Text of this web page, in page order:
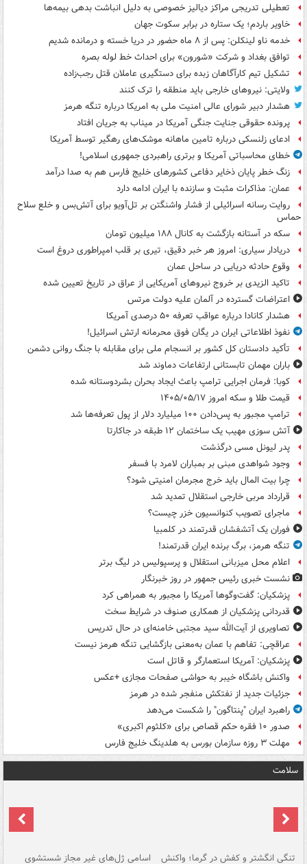
تعطیلی تدریجی مراکز دیالیز خصوصی به دلیل انباشت بدهی بیمه‌ها
خاویر باردم؛ یک ستاره در برابر سکوت جهان
خدمه ناو لینکلن: پس از ۸ ماه حضور در دریا خسته و درمانده‌ شدیم
توافق بغداد و شرکت «شورون» برای احداث خط لوله بصره
تشکیل تیم کارآگاهان زبده برای دستگیری عاملان قتل رجب‌زاده
ولایتی: نیروهای خارجی باید منطقه را ترک کنند
هشدار دبیر شورای عالی امنیت ملی به امریکا درباره تنگه هرمز
پرونده حقوقی جنایت جنگی آمریکا در میناب به جریان افتاد
ادعای زلنسکی درباره تامین ماهانه موشک‌های رهگیر توسط آمریکا
خطای محاسباتی آمریکا و برتری راهبردی جمهوری اسلامی!
زنگ خطر پایان ذخایر دفاعی کشورهای خلیج فارس هم به صدا درآمد
عمان: مذاکرات مثبت و سازنده با ایران ادامه دارد
روایت رسانه اسرائیلی از فشار واشنگتن بر تل‌آویو برای آتش‌بس و خلع سلاح
حماس
سکه در آستانه بازگشت به کانال ۱۸۸ میلیون تومان
دریادار سیاری: امروز هر خبر دقیق، تیری بر قلب امپراطوری دروغ است
وقوع حادثه دریایی در ساحل عمان
تاکید الزیدی بر خروج نیروهای آمریکایی از عراق در تاریخ تعیین شده
اعتراضات گسترده در آلمان علیه دولت مرتس
هشدار کانادا درباره عواقب تعرفه ۵۰ درصدی آمریکا
نفوذ اطلاعاتی ایران در یگان فوق محرمانه ارتش اسرائیل!
تأکید دادستان کل کشور بر انسجام ملی برای مقابله با جنگ روانی دشمن
باران مهمان تابستانی ارتفاعات دماوند شد
کوبا: فرمان اجرایی ترامپ باعث ایجاد بحران بشردوستانه شده
قیمت طلا و سکه امروز ۱۴۰۵/۰۵/۱۷
ترامپ مجبور به پس‌دادن ۱۰۰ میلیارد دلار از پول تعرفه‌ها شد
آتش سوزی مهیب یک ساختمان ۱۲ طبقه در جاکارتا
پدر لیونل مسی درگذشت
وجود شواهدی مبنی بر بمباران لامرد با فسفر
چرا بیت المال باید خرج مجرمان امنیتی شود؟
قرارداد مربی خارجی استقلال تمدید شد
ماجرای تصویب کنوانسیون خزر چیست؟
فوران یک آتشفشان قدرتمند در کلمبیا
تنگه هرمز، برگ برنده ایران قدرتمند!
اعلام محل میزبانی استقلال و پرسپولیس در لیگ برتر
نشست خبری رئیس جمهور در روز خبرنگار
پزشکیان: گفت‌وگوها آمریکا را مجبور به همراهی کرد
قدردانی پزشکیان از همکاری صنوف در شرایط سخت
تصاویری از آیت‌الله سید مجتبی خامنه‌ای در حال تدریس
عراقچی: تفاهم با عمان به‌معنی بازگشایی تنگه هرمز نیست
پزشکیان: آمریکا استعمارگر و قاتل است
واکنش باشگاه خیبر به حواشی صفحات مجازی +عکس
جزئیات جدید از نفتکش منفجر شده در هرمز
راهبرد ایران "پنتاگون" را شکست می‌دهد
صدور ۱۰ فقره حکم قصاص برای «کلثوم اکبری»
مهلت ۳ روزه سازمان بورس به هلدینگ خلیج فارس
سلامت
تنگی انگشتر و کفش در گرما؛ واکنش اسامی ژل‌های غیر مجاز شستشوی